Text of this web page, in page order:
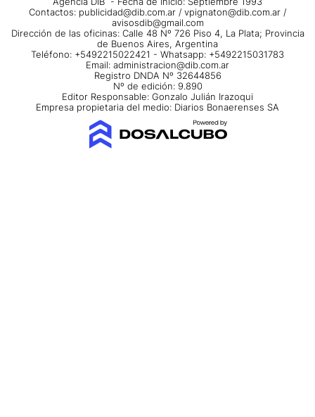
Contactos: publicidad@dib.com.ar / vpignaton@dib.com.ar /
avisosdib@gmail.com
Dirección de las oficinas: Calle 48 Nº 726 Piso 4, La Plata; Provincia
de Buenos Aires, Argentina
Teléfono: +5492215022421 - Whatsapp: +5492215031783
Email: administracion@dib.com.ar
Registro DNDA Nº 32644856
Nº de edición: 9.890
Editor Responsable: Gonzalo Julián Irazoqui
Empresa propietaria del medio: Diarios Bonaerenses SA